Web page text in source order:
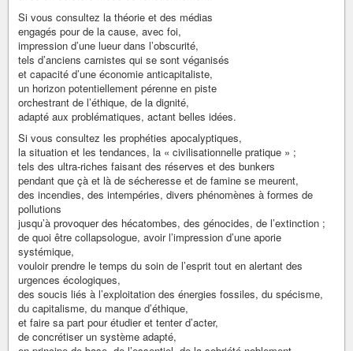
Si vous consultez la théorie et des médias
engagés pour de la cause, avec foi,
impression d’une lueur dans l’obscurité,
tels d’anciens carnistes qui se sont véganisés
et capacité d’une économie anticapitaliste,
un horizon potentiellement pérenne en piste
orchestrant de l’éthique, de la dignité,
adapté aux problématiques, actant belles idées.
Si vous consultez les prophéties apocalyptiques,
la situation et les tendances, la « civilisationnelle pratique » ;
tels des ultra-riches faisant des réserves et des bunkers
pendant que çà et là de sécheresse et de famine se meurent,
des incendies, des intempéries, divers phénomènes à formes de
pollutions
jusqu’à provoquer des hécatombes, des génocides, de l’extinction ;
de quoi être collapsologue, avoir l’impression d’une aporie
systémique,
vouloir prendre le temps du soin de l’esprit tout en alertant des
urgences écologiques,
des soucis liés à l’exploitation des énergies fossiles, du spécisme,
du capitalisme, du manque d’éthique,
et faire sa part pour étudier et tenter d’acter,
de concrétiser un système adapté,